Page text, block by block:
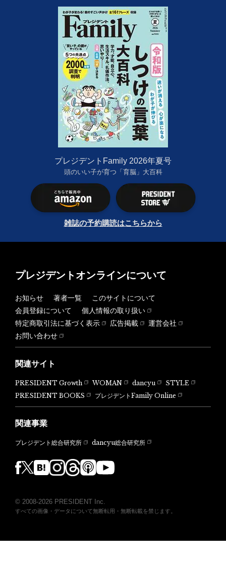
プレジデントFamily 2026年夏号
頭のいい子が育つ「育脳」大百科
雑誌の予約購読はこちらから
プレジデントオンラインについて
お知らせ 著者一覧
このサイトについて
会員登録について
個人情報の取り扱い
特定商取引法に基づく表示
広告掲載
運営会社
お問い合わせ
関連サイト
PRESIDENT Growth WOMAN dancyu
STYLE
PRESIDENT BOOKS
プレジデントFamily Online
関連事業
プレジデント総合研究所 dancyu総合研究所
© 2008-2026 PRESIDENT Inc.
すべての画像・データについて無断転用・無断転載を禁じます。